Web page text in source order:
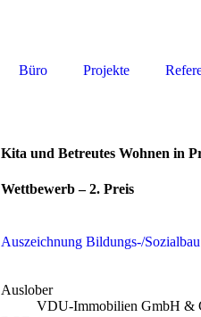
Büro Projekte
Kita und Betreutes Wohnen in
Wettbewerb – 2. Preis
Auszeichnung Bildungs-/Sozialbau
Auslober
VDU-Immobilien GmbH &